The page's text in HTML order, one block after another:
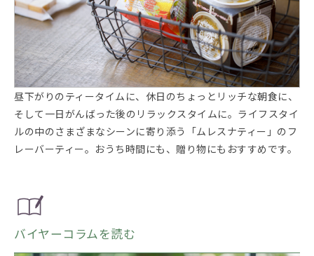
昼下がりのティータイムに、休日のちょっとリッチな朝食に、
そして一日がんばった後のリラックスタイムに。ライフスタイ
ルの中のさまざまなシーンに寄り添う「ムレスナティー」のフ
レーバーティー。おうち時間にも、贈り物にもおすすめです。
バイヤーコラムを読む